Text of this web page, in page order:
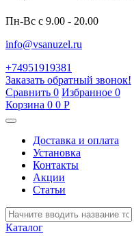
Пн-Вс с 9.00 - 20.00
info@vsanuzel.ru
+74951919381
Заказать обратный звонок!
Сравнить 0 Избранное 0
Корзина 0 0 Р
Доставка и оплата
Установка
Контакты
Акции
Статьи
Каталог